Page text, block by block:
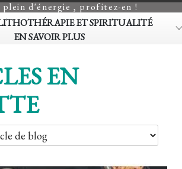
plein d'énergie , profitez-en !
ET SPIRITUALITÉ
EN SAVOIR PLUS
EN